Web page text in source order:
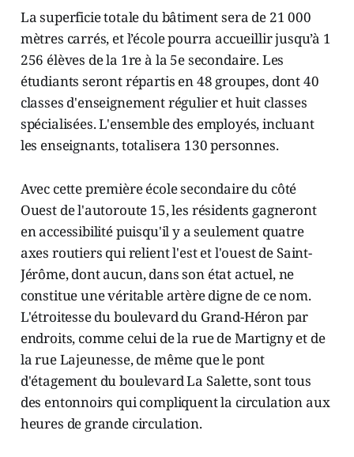
La superficie totale du bâtiment sera de 21 000
mètres carrés, et l’école pourra accueillir jusqu’à 1
256 élèves de la 1re à la 5e secondaire. Les
étudiants seront répartis en 48 groupes, dont 40
classes d'enseignement régulier et huit classes
spécialisées. L'ensemble des employés, incluant
les enseignants, totalisera 130 personnes.
Avec cette première école secondaire du côté
Ouest de l'autoroute 15, les résidents gagneront
en accessibilité puisqu'il y a seulement quatre
axes routiers qui relient l'est et l'ouest de Saint-
Jérôme, dont aucun, dans son état actuel, ne
constitue une véritable artère digne de ce nom.
L'étroitesse du boulevard du Grand-Héron par
endroits, comme celui de la rue de Martigny et de
la rue Lajeunesse, de même que le pont
d'étagement du boulevard La Salette, sont tous
des entonnoirs qui compliquent la circulation aux
heures de grande circulation.